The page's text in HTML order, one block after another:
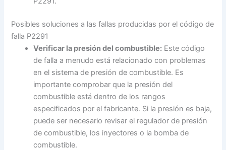
Posibles soluciones a las fallas producidas por el código de
falla P2291
Verificar la presión del combustible: Este código
de falla a menudo está relacionado con problemas
en el sistema de presión de combustible. Es
importante comprobar que la presión del
combustible está dentro de los rangos
especificados por el fabricante. Si la presión es baja,
puede ser necesario revisar el regulador de presión
de combustible, los inyectores o la bomba de
combustible.